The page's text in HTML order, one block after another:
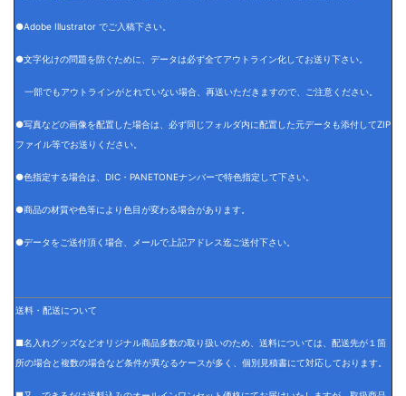
●Adobe Illustrator でご入稿下さい。
●文字化けの問題を防ぐために、データは必ず全てアウトライン化してお送り下さい。
一部でもアウトラインがとれていない場合、再送いただきますので、ご注意ください。
●写真などの画像を配置した場合は、必ず同じフォルダ内に配置した元データも添付してZIP
ファイル等でお送りください。
●色指定する場合は、DIC・PANETONEナンバーで特色指定して下さい。
●商品の材質や色等により色目が変わる場合があります。
●データをご送付頂く場合、メールで上記アドレス迄ご送付下さい。
送料・配送について
■名入れグッズなどオリジナル商品多数の取り扱いのため、送料については、配送先が１箇
所の場合と複数の場合など条件が異なるケースが多く、個別見積書にて対応しております。